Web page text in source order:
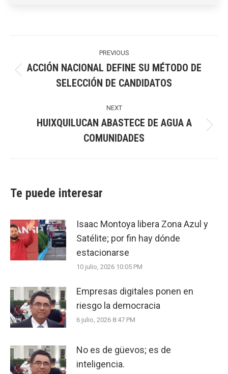
PREVIOUS
post:
ACCIÓN NACIONAL DEFINE SU MÉTODO DE
SELECCIÓN DE CANDIDATOS
NEXT
post:
HUIXQUILUCAN ABASTECE DE AGUA A
COMUNIDADES
Te puede interesar
Isaac Montoya libera Zona Azul y
Satélite; por fin hay dónde
estacionarse
10 julio, 2026 10:05 PM
Empresas digitales ponen en
riesgo la democracia
6 julio, 2026 8:47 PM
No es de güevos; es de
inteligencia.